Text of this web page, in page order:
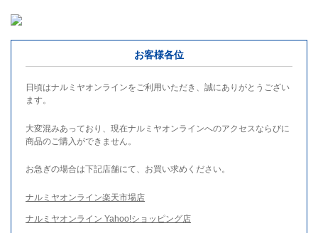
お客様各位
日頃はナルミヤオンラインをご利用いただき、誠にありがとうござい
ます。
大変混みあっており、現在ナルミヤオンラインへのアクセスならびに
商品のご購入ができません。
お急ぎの場合は下記店舗にて、お買い求めください。
ナルミヤオンライン楽天市場店
ナルミヤオンライン Yahoo!ショッピング店